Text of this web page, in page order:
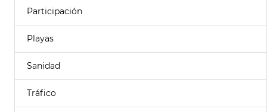
Participación
Playas
Sanidad
Tráfico